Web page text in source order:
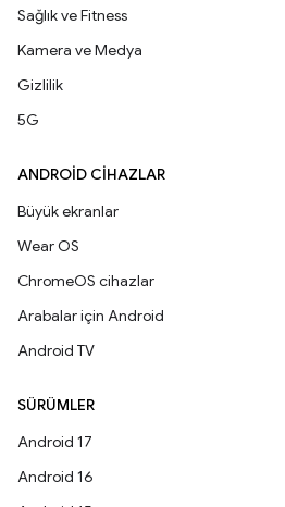
Sağlık ve Fitness
Kamera ve Medya
Gizlilik
5G
ANDROID CIHAZLAR
Büyük ekranlar
Wear OS
ChromeOS cihazlar
Arabalar için Android
Android TV
SÜRÜMLER
Android 17
Android 16